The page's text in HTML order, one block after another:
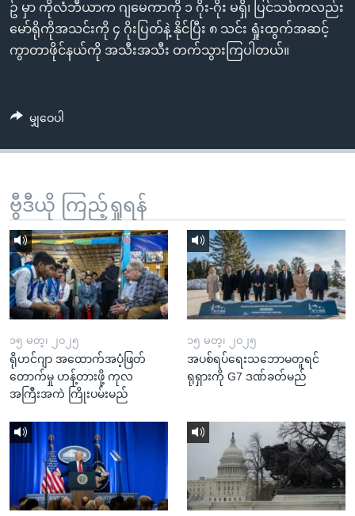
ကျော်
ကြည့်
ရန်
နေရာ
ဥ် မှာ ကိုလံဘီယာက ဂျမေကာကို ၁ ဂိုး-ဂိုး မရှိ၊ ပြင်သစ်ကလည်း
မော်ရိုကိုအသင်းကို ၄ ဂိုးပြတ်နဲ့ နိုင်ပြီး ၈ သင်း ရှုံးထွက်အဆင့်
ကွာတာဖိုင်နယ်ကို အသီးအသီး တက်သွားကြပါတယ်။
မျှဝေပါ
ဗွီဒီယို ကြည့်ရှုရန်
၁၅ မတ္၊ ၂၀၂၅
ရိုဟင်ဂျာ အထောက်အပံ့ဖြတ်
တောက်မှု ဟန့်တားဖို့ ကုလ
အကြီးအကဲ ကြိုးပမ်းမည်
၁၅ မတ္၊ ၂၀၂၅
အပစ်ရပ်ရေးသဘောမတူရင်
ရုရှားကို G7 ဒဏ်ခတ်မည်